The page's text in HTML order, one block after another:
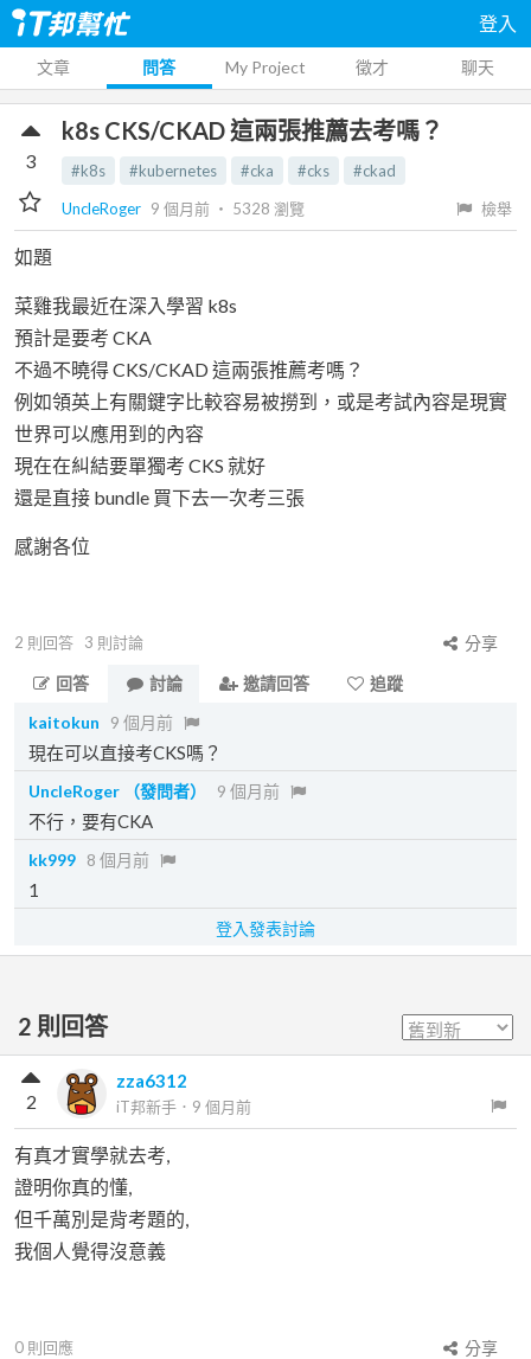
登入
文章 問答 My Project 徵才 聊天
k8s CKS/CKAD 這兩張推薦去考嗎？
#k8s #kubernetes #cka #cks
#ckad
UncleRoger 9 個月前 ‧ 5328 瀏覽 檢舉
3
如題
菜雞我最近在深入學習 k8s
預計是要考 CKA
不過不曉得 CKS/CKAD 這兩張推薦考嗎？
例如領英上有關鍵字比較容易被撈到，或是考試內容是現實
世界可以應用到的內容
現在在糾結要單獨考 CKS 就好
還是直接 bundle 買下去一次考三張
感謝各位
2 則回答 3 則討論
分享
回答
討論 邀請回答
追蹤
kaitokun
9 個月前
現在可以直接考CKS嗎？
UncleRoger （發問者） 9 個月前
不行，要有CKA
kk999 8 個月前
1
登入發表討論
2 則回答
zza6312
iT邦新手 ． 9 個月前
2
有真才實學就去考,
證明你真的懂,
但千萬別是背考題的,
我個人覺得沒意義
0 則回應
分享